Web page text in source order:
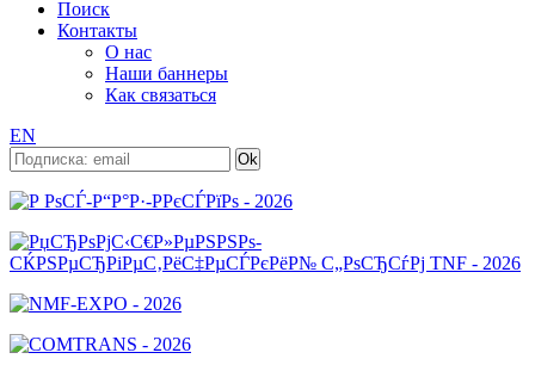
Поиск
Контакты
О нас
Наши баннеры
Как связаться
EN